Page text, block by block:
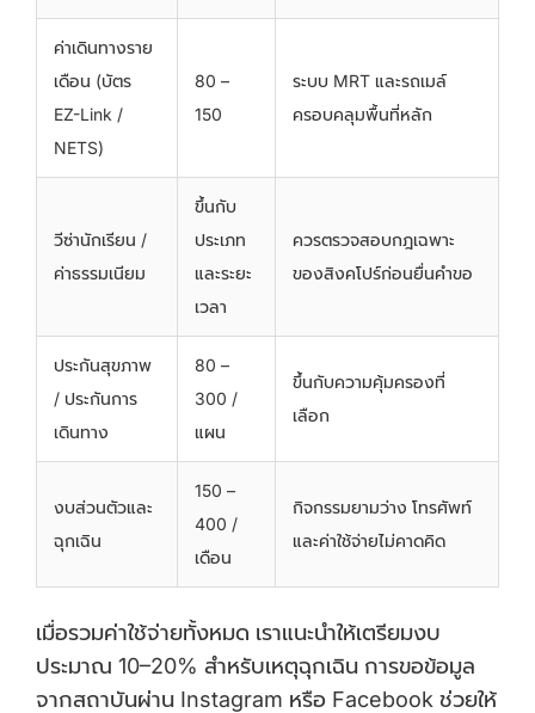
ค่าเดินทางราย
เดือน (บัตร
EZ-Link /
NETS)
80 –
150
ระบบ MRT และรถเมล์
ครอบคลุมพื้นที่หลัก
วีซ่านักเรียน /
ค่าธรรมเนียม
ขึ้นกับ
ประเภท
และระยะ
เวลา
ควรตรวจสอบกฎเฉพาะ
ของสิงคโปร์ก่อนยื่นคำขอ
ประกันสุขภาพ
/ ประกันการ
เดินทาง
80 –
300 /
แผน
ขึ้นกับความคุ้มครองที่
เลือก
งบส่วนตัวและ
ฉุกเฉิน
150 –
400 /
เดือน
กิจกรรมยามว่าง โทรศัพท์
และค่าใช้จ่ายไม่คาดคิด
เมื่อรวมค่าใช้จ่ายทั้งหมด เราแนะนำให้เตรียมงบ
ประมาณ 10–20% สำหรับเหตุฉุกเฉิน การขอข้อมูล
จากสถาบันผ่าน Instagram หรือ Facebook ช่วยให้